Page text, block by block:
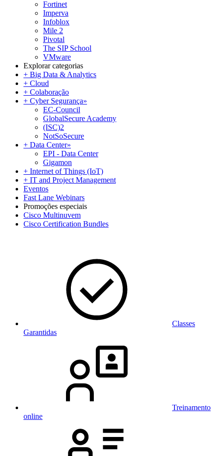
Fortinet
Imperva
Infoblox
Mile 2
Pivotal
The SIP School
VMware
Explorar categorias
+ Big Data & Analytics
+ Cloud
+ Colaboração
+ Cyber Segurança»
EC-Council
GlobalSecure Academy
(ISC)2
NotSoSecure
+ Data Center»
EPI - Data Center
Gigamon
+ Internet of Things (IoT)
+ IT and Project Management
Eventos
Fast Lane Webinars
Promoções especiais
Cisco Multinuvem
Cisco Certification Bundles
Classes
Garantidas
Treinamento
online